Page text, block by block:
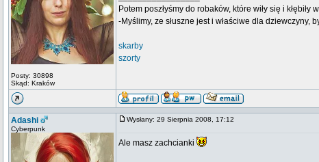
Posty: 30898
Skąd: Kraków
Potem poszłyśmy do robaków, które wiły się i
-Myślimy, ze słuszne jest i właściwe dla dziewczyny,
skarby
szorty
Adashi
Cyberpunk
Wysłany: 29 Sierpnia 2008, 17:12
Ale masz zachcianki